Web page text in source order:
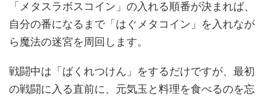
「メタスラボスコイン」の入れる順番が決まれば、
自分の番になるまで「はぐメタコイン」を入れなが
ら魔法の迷宮を周回します。
戦闘中は「ばくれつけん」をするだけですが、最初
の戦闘に入る直前に、元気玉と料理を食べるのを忘